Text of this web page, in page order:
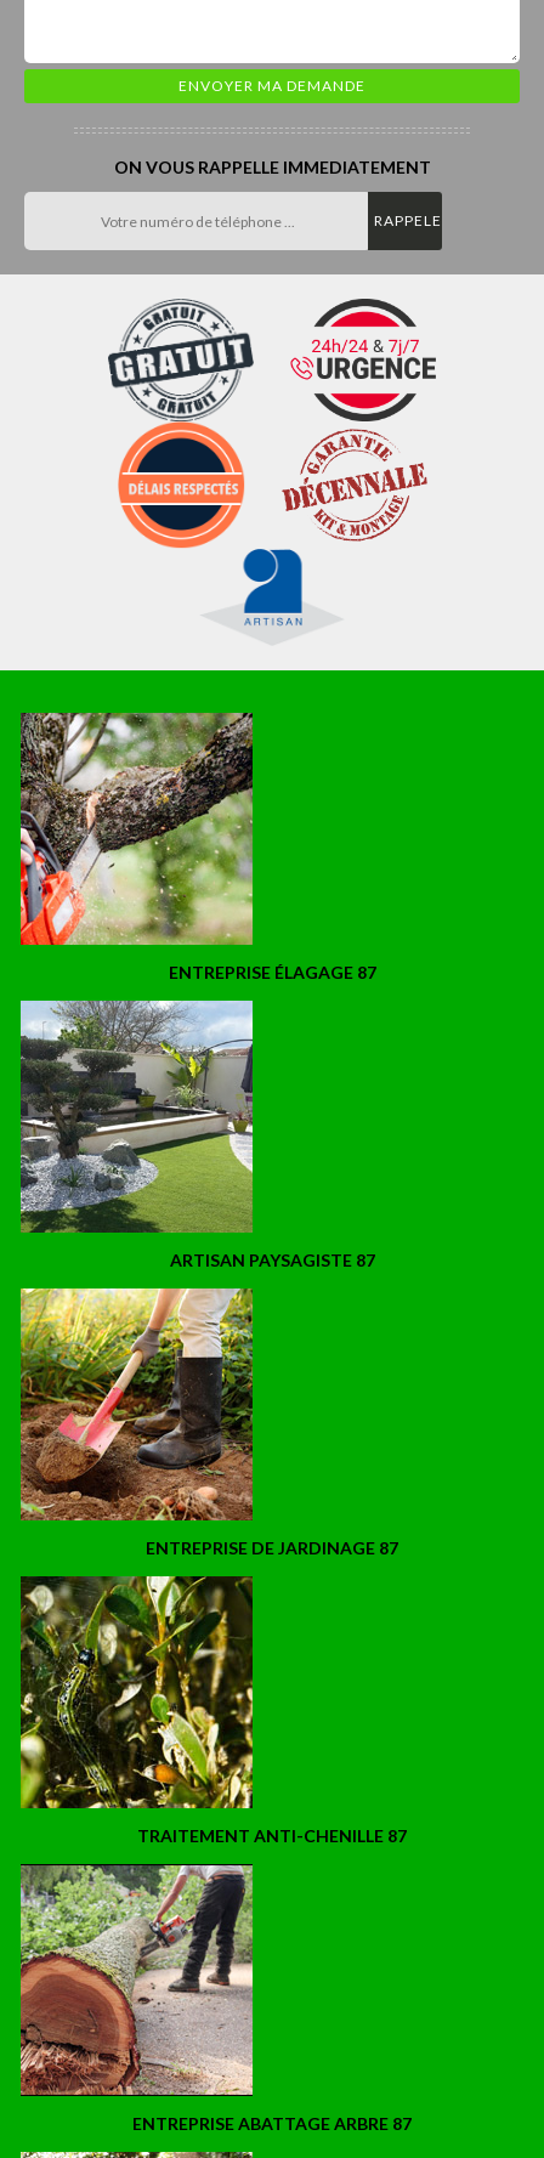
ON VOUS RAPPELLE IMMEDIATEMENT
ENTREPRISE ÉLAGAGE 87
ARTISAN PAYSAGISTE 87
ENTREPRISE DE JARDINAGE 87
TRAITEMENT ANTI-CHENILLE 87
ENTREPRISE ABATTAGE ARBRE 87